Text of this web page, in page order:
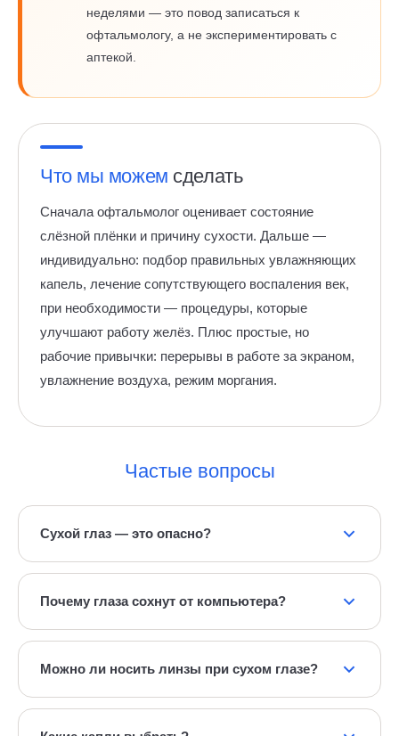
неделями — это повод записаться к
офтальмологу, а не экспериментировать с
аптекой.
Что мы можем сделать
Сначала офтальмолог оценивает состояние
слёзной плёнки и причину сухости. Дальше —
индивидуально: подбор правильных увлажняющих
капель, лечение сопутствующего воспаления век,
при необходимости — процедуры, которые
улучшают работу желёз. Плюс простые, но
рабочие привычки: перерывы в работе за экраном,
увлажнение воздуха, режим моргания.
Частые вопросы
Сухой глаз — это опасно?
Сам по себе дискомфорт не угрожает зрению, но
запущенный синдром повреждает поверхность
терпеть, а разобраться с причиной.
Почему глаза сохнут от компьютера?
За экраном человек моргает гораздо реже, и слёзная
плёнка не успевает обновляться. Помогают
капли, подобранные врачом.
Можно ли носить линзы при сухом глазе?
Часто можно, но нужно подобрать подходящие линзы
и увлажнение, иногда — сократить время ношения.